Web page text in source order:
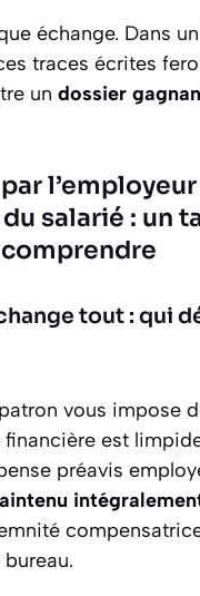
échange. Dans un
traces écrites
un dossier
l’employeur
salarié : un
tout : qui
vous impose
est
préavis